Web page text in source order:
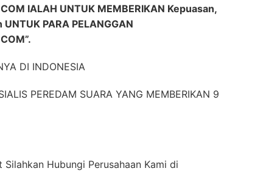
IALAH UNTUK MEMBERIKAN Kepuasan,
PARA PELANGGAN
DI INDONESIA
PEREDAM SUARA YANG MEMBERIKAN 9
Hubungi Perusahaan Kami di